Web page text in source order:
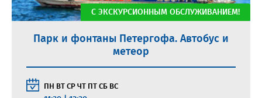
Парк и фонтаны Петергофа. Автобус и
метеор
С ЭКСКУРСИОННЫМ ОБСЛУЖИВАНИЕМ!
ПН ВТ СР ЧТ СБ ВС